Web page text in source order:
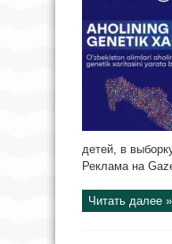
детей, в
Реклама на
Читать далее »